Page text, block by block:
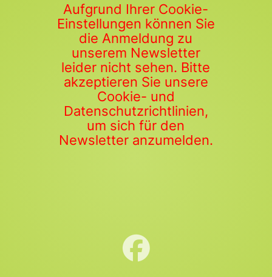
Aufgrund Ihrer Cookie-
Einstellungen können Sie
die Anmeldung zu
unserem Newsletter
leider nicht sehen. Bitte
akzeptieren Sie unsere
Cookie- und
Datenschutzrichtlinien,
um sich für den
Newsletter anzumelden.